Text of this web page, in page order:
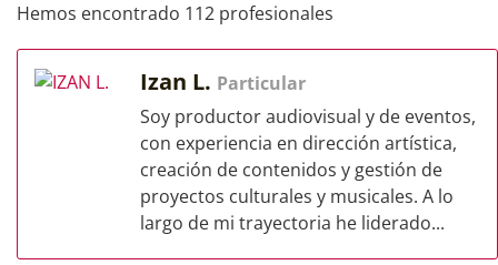
Hemos encontrado 112 profesionales
Izan L. Particular
Soy productor audiovisual y de eventos,
con experiencia en dirección artística,
creación de contenidos y gestión de
proyectos culturales y musicales. A lo
largo de mi trayectoria he liderado...